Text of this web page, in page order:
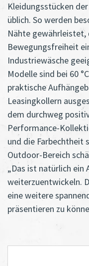
Kleidungsstücken
üblich. So werden
Nähte gewährleistet,
Bewegungsfreiheit
Industriewäsche
Modelle sind bei 60
praktische
Leasingkollern
dem durchweg
Performance-
und die Farbechtheit
Outdoor-Bereich
„Das ist natürlich ein
weiterzuentwickeln.
eine weitere
präsentieren zu